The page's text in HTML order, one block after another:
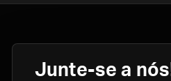
Junte-se a